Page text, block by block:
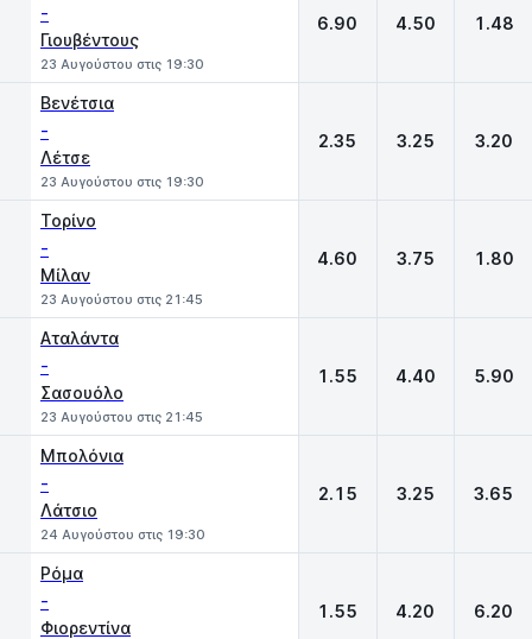
-
Γιουβέντους
23 Αυγούστου στις 19:30
6.90 4.50 1.48
Βενέτσια
-
Λέτσε
23 Αυγούστου στις 19:30
2.35 3.25 3.20
Τορίνο
-
Μίλαν
23 Αυγούστου στις 21:45
4.60 3.75 1.80
Αταλάντα
-
Σασουόλο
23 Αυγούστου στις 21:45
1.55 4.40 5.90
Μπολόνια
-
Λάτσιο
24 Αυγούστου στις 19:30
2.15 3.25 3.65
Ρόμα
-
Φιορεντίνα
1.55 4.20 6.20